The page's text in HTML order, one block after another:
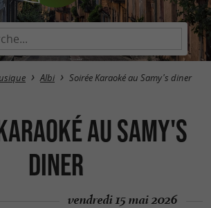
Albi Soirée Karaoké au Samy's diner
au Samy's
diner
vendredi 15 mai 2026